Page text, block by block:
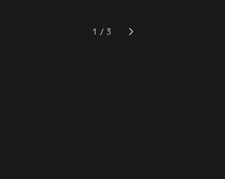
る。怪我をした一護のため、望実は
自分の力を使いはじめる。ソウルソ
は…。その頃、ソウルソサエティで
は傷を負った剣八と霊骸の砕蜂、更
1